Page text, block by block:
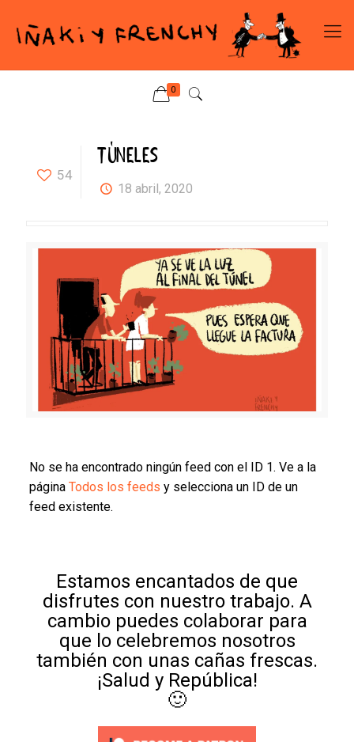
0
54
TÚNELES
18 abril, 2020
No se ha encontrado ningún feed con el ID 1. Ve a la
página Todos los feeds y selecciona un ID de un
feed existente.
Estamos encantados de que
disfrutes con nuestro trabajo. A
cambio puedes colaborar para
que lo celebremos nosotros
también con unas cañas frescas.
¡Salud y República!
🙂